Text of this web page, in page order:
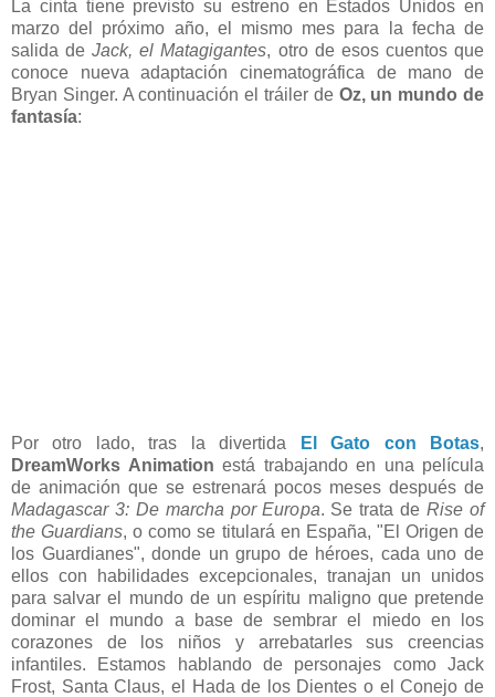
La cinta tiene previsto su estreno en Estados Unidos en
marzo del próximo año, el mismo mes para la fecha de
salida deJack, el Matagigantes, otro de esos cuentos que
conoce nueva adaptación cinematográfica de mano de
Bryan Singer. A continuación el tráiler de Oz, un mundo de
fantasía:
Por otro lado, tras la divertida El Gato con Botas,
DreamWorks Animation está trabajando en una película
de animación que se estrenará pocos meses después de
Madagascar 3: De marcha por Europa. Se trata deRise of
the Guardians, o como se titulará en España, "El Origen de
los Guardianes", donde un grupo de héroes, cada uno de
ellos con habilidades excepcionales, tranajan un unidos
para salvar el mundo de un espíritu maligno que pretende
dominar el mundo a base de sembrar el miedo en los
corazones de los niños y arrebatarles sus creencias
infantiles. Estamos hablando de personajes como Jack
Frost, Santa Claus, el Hada de los Dientes o el Conejo de